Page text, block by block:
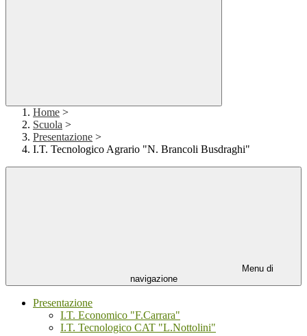
Home >
Scuola >
Presentazione >
I.T. Tecnologico Agrario "N. Brancoli Busdraghi"
Menu di
navigazione
Presentazione
I.T. Economico "F.Carrara"
I.T. Tecnologico CAT "L.Nottolini"